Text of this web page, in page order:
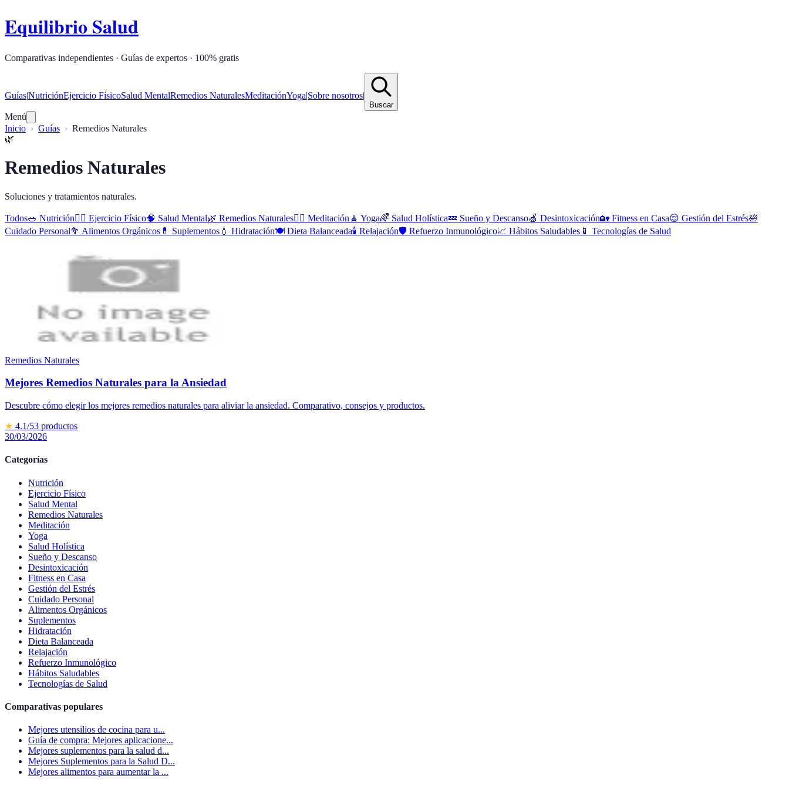
Equilibrio Salud
Comparativas independientes · Guías de expertos · 100% gratis
Guías|NutriciónEjercicio FísicoSalud MentalRemedios NaturalesMeditaciónYoga|Sobre nosotros|
Buscar
Menú
Inicio
Guías
Remedios Naturales
🌿
Remedios Naturales
Soluciones y tratamientos naturales.
Todos🥗 Nutrición🏋️‍♂️ Ejercicio Físico🧠 Salud Mental🌿 Remedios Naturales🧘‍♀️ Meditación 🧘 Yoga🌈 Salud Holística💤 Sueño y Descanso🍏 Desintoxicación🏡 Fitness en Casa😌 Gestión del Estrés🛀
Cuidado Personal🥦 Alimentos Orgánicos 💊 Suplementos 💧 Hidratación🍽️ Dieta Balanceada🕯️ Relajación🛡️ Refuerzo Inmunológico📈 Hábitos Saludables 📱 Tecnologías de Salud
Remedios Naturales
Mejores Remedios Naturales para la Ansiedad
Descubre cómo elegir los mejores remedios naturales para aliviar la ansiedad. Comparativo, consejos y productos.
★ 4.1/53 productos
30/03/2026
Categorías
Nutrición
Ejercicio Físico
Salud Mental
Remedios Naturales
Meditación
Yoga
Salud Holística
Sueño y Descanso
Desintoxicación
Fitness en Casa
Gestión del Estrés
Cuidado Personal
Alimentos Orgánicos
Suplementos
Hidratación
Dieta Balanceada
Relajación
Refuerzo Inmunológico
Hábitos Saludables
Tecnologías de Salud
Comparativas populares
Mejores utensilios de cocina para u...
Guía de compra: Mejores aplicacione...
Mejores suplementos para la salud d...
Mejores Suplementos para la Salud D...
Mejores alimentos para aumentar la ...